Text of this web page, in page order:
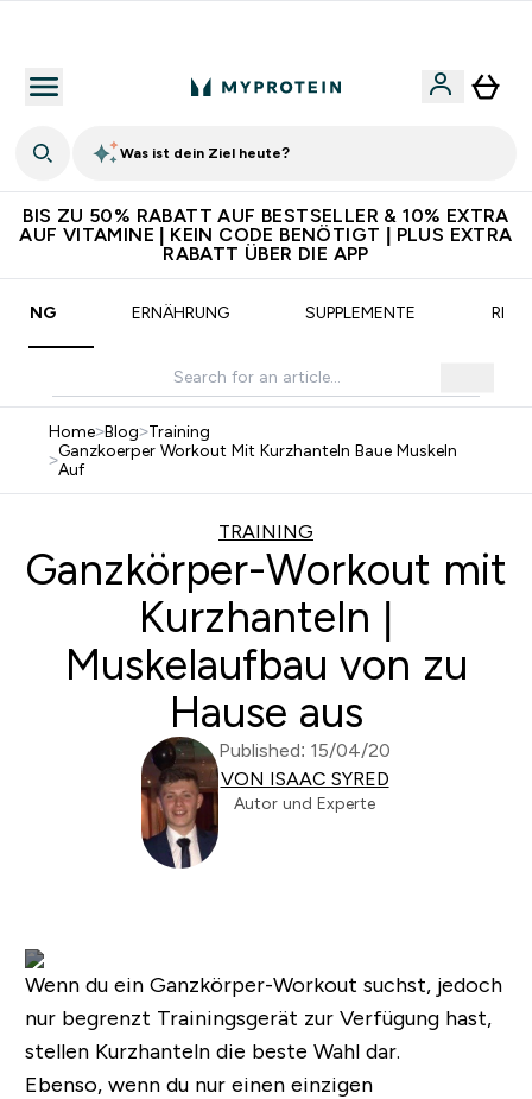
Was ist dein Ziel heute?
BIS ZU 50% RABATT AUF BESTSELLER & 10% EXTRA
AUF VITAMINE | KEIN CODE BENÖTIGT | PLUS EXTRA
RABATT ÜBER DIE APP
ERNÄHRUNG SUPPLEMENTE
Home>Blog>Training
>Ganzkoerper Workout Mit Kurzhanteln Baue Muskeln
Auf
TRAINING
Ganzkörper-Workout mit
Kurzhanteln |
Muskelaufbau von zu
Hause aus
Published: 15/04/20
VON ISAAC SYRED
Autor und Experte
Wenn du ein Ganzkörper-Workout suchst, jedoch
nur begrenzt Trainingsgerät zur Verfügung hast,
stellen Kurzhanteln die beste Wahl dar.
Ebenso, wenn du nur einen einzigen